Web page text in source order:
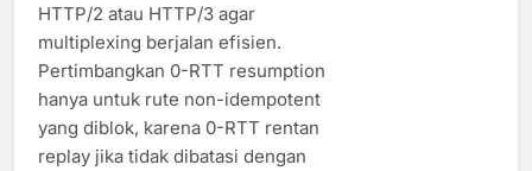
HTTP/2 atau HTTP/3 agar
multiplexing berjalan efisien.
Pertimbangkan 0-RTT resumption
hanya untuk rute non-idempotent
yang diblok, karena 0-RTT rentan
replay jika tidak dibatasi dengan